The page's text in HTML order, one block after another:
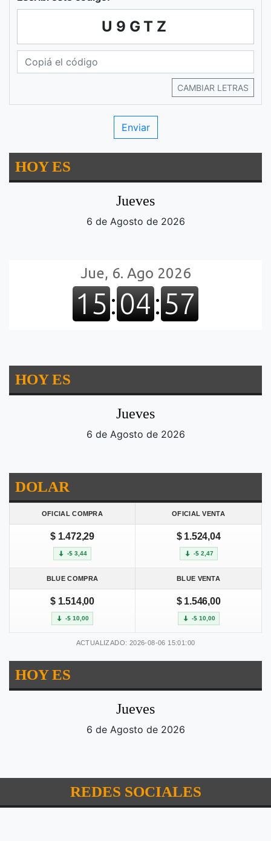
U9GTZ
CAMBIAR LETRAS
HOY ES
Jueves
6 de Agosto de 2026
HOY ES
Jueves
6 de Agosto de 2026
DOLAR
OFICIAL COMPRA OFICIAL VENTA
$ 1.472,29
-$ 3,44
$ 1.524,04
-$ 2,47
BLUE COMPRA BLUE VENTA
$ 1.514,00
-$ 10,00
$ 1.546,00
-$ 10,00
ACTUALIZADO: 2026-08-06 15:01:00
HOY ES
Jueves
6 de Agosto de 2026
REDES SOCIALES